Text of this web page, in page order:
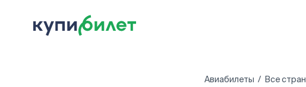
Авиабилеты Все